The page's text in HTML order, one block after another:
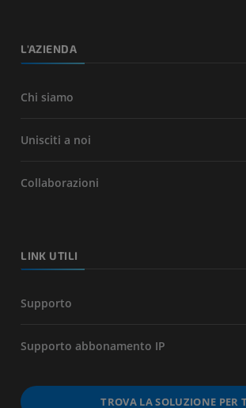
L'AZIENDA
Chi siamo
Unisciti a noi
Collaborazioni
LINK UTILI
Supporto
Supporto abbonamento IP
TROVA LA SOLUZIONE PER